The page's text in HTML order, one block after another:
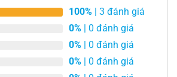
100% | 3 đánh giá
0% | 0 đánh giá
0% | 0 đánh giá
0% | 0 đánh giá